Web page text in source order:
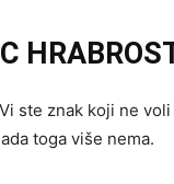
ste znak koji ne
toga više nema.